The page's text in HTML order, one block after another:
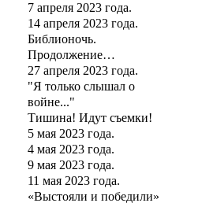
7 апреля 2023 года.
14 апреля 2023 года.
Библионочь.
Продолжение…
27 апреля 2023 года.
"Я только слышал о
войне..."
Тишина! Идут съемки!
5 мая 2023 года.
4 мая 2023 года.
9 мая 2023 года.
11 мая 2023 года.
«Выстояли и победили»